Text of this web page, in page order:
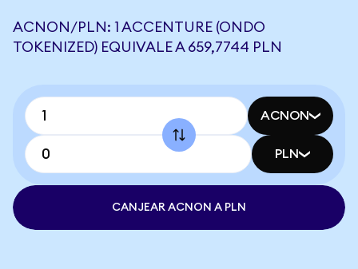
ACNON/PLN: 1 ACCENTURE (ONDO
TOKENIZED) EQUIVALE A 659,7744 PLN
ACNON
PLN
CANJEAR ACNON A PLN